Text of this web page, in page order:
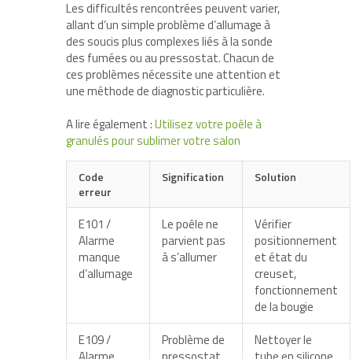
Les difficultés rencontrées peuvent varier,
allant d’un simple problème d’allumage à
des soucis plus complexes liés à la sonde
des fumées ou au pressostat. Chacun de
ces problèmes nécessite une attention et
une méthode de diagnostic particulière.
A lire également :Utilisez votre poêle à
granulés pour sublimer votre salon
Code
erreur
Signification Solution
E101 /
Alarme
manque
d’allumage
Le poêle ne
parvient pas
à s’allumer
Vérifier
positionnement
et état du
creuset,
fonctionnement
de la bougie
E109 /
Problème de
Nettoyer le